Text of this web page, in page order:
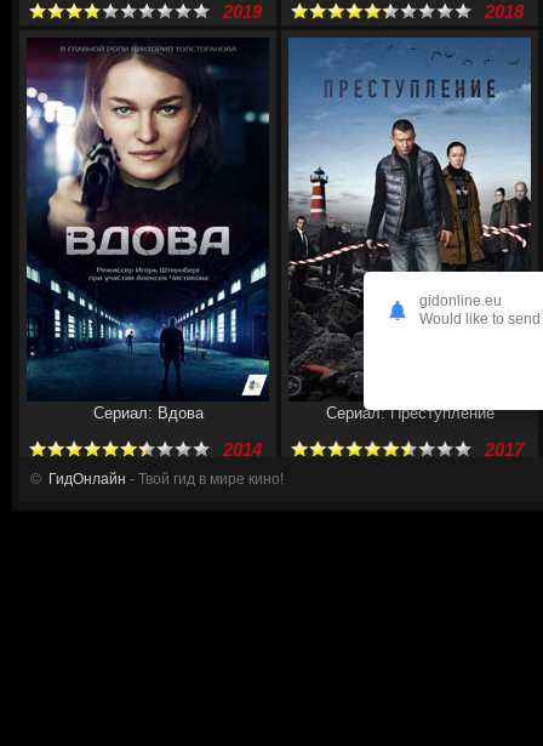
2019 2018
Сериал: Вдова
2014
Сериал: Преступление
2017
© ГидОнлайн - Твой гид в мире кино!
gidonline.eu
Would like to